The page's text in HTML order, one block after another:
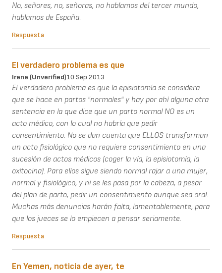
No, señores, no, señoras, no hablamos del tercer mundo,
hablamos de España.
Respuesta
El verdadero problema es que
Irene (unverified)10 Sep 2013
El verdadero problema es que la episiotomía se considera
que se hace en partos "normales" y hay por ahí alguna otra
sentencia en la que dice que un parto normal NO es un
acto médico, con lo cual no habría que pedir
consentimiento. No se dan cuenta que ELLOS transforman
un acto fisiológico que no requiere consentimiento en una
sucesión de actos médicos (coger la vía, la episiotomía, la
oxitocina). Para ellos sigue siendo normal rajar a una mujer,
normal y fisiológico, y ni se les pasa por la cabeza, a pesar
del plan de parto, pedir un consentimiento aunque sea oral.
Muchas más denuncias harán falta, lamentablemente, para
que los jueces se lo empiecen a pensar seriamente.
Respuesta
En Yemen, noticia de ayer, te